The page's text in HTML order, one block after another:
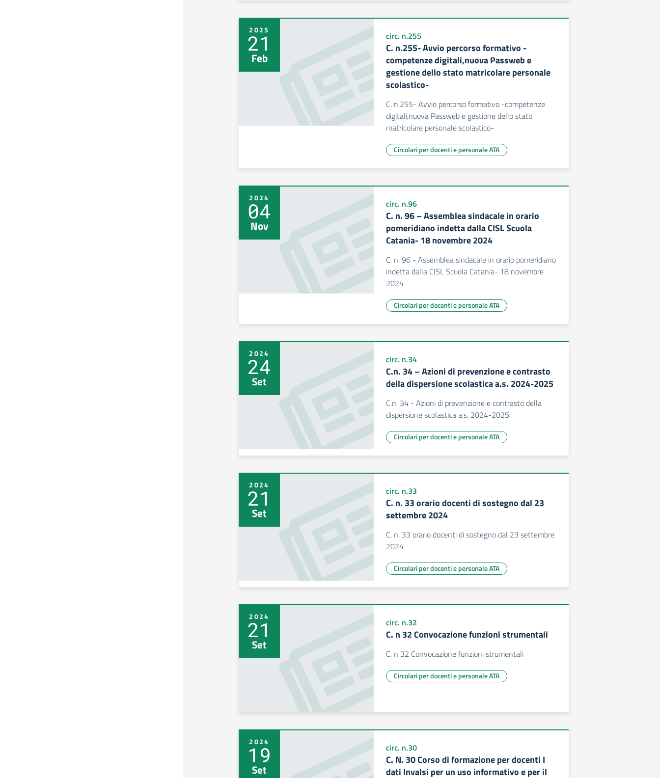
2025
21
Feb
circ. n.255
C. n.255- Avvio percorso formativo -
competenze digitali,nuova Passweb e
gestione dello stato matricolare personale
scolastico-
C. n.255- Avvio percorso formativo -competenze
digitali,nuova Passweb e gestione dello stato
matricolare personale scolastico-
Circolari per docenti e personale ATA
2024
04
Nov
circ. n.96
C. n. 96 – Assemblea sindacale in orario
pomeridiano indetta dalla CISL Scuola
Catania- 18 novembre 2024
C. n. 96 - Assemblea sindacale in orario pomeridiano
indetta dalla CISL Scuola Catania- 18 novembre
2024
Circolari per docenti e personale ATA
2024
24
Set
circ. n.34
C.n. 34 – Azioni di prevenzione e contrasto
della dispersione scolastica a.s. 2024-2025
C.n. 34 - Azioni di prevenzione e contrasto della
dispersione scolastica a.s. 2024-2025
Circolari per docenti e personale ATA
2024
21
Set
circ. n.33
C. n. 33 orario docenti di sostegno dal 23
settembre 2024
C. n. 33 orario docenti di sostegno dal 23 settembre
2024
Circolari per docenti e personale ATA
2024
21
Set
circ. n.32
C. n 32 Convocazione funzioni strumentali
C. n 32 Convocazione funzioni strumentali
Circolari per docenti e personale ATA
2024
19
Set
circ. n.30
C. N. 30 Corso di formazione per docenti I
dati Invalsi per un uso informativo e per il